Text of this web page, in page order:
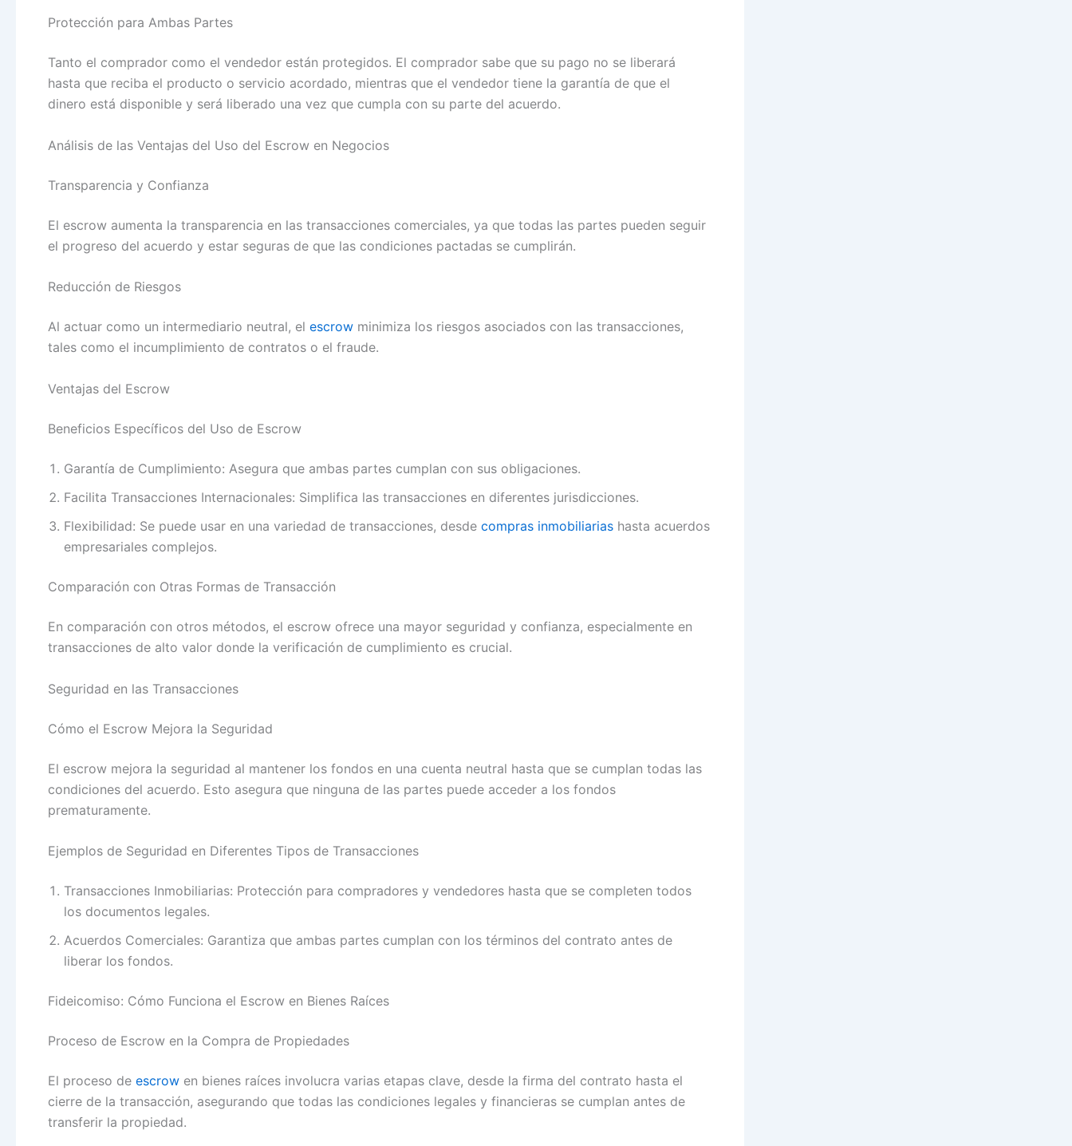
Protección para Ambas Partes
Tanto el comprador como el vendedor están protegidos. El comprador sabe que su pago no se liberará
hasta que reciba el producto o servicio acordado, mientras que el vendedor tiene la garantía de que el
dinero está disponible y será liberado una vez que cumpla con su parte del acuerdo.
Análisis de las Ventajas del Uso del Escrow en Negocios
Transparencia y Confianza
El escrow aumenta la transparencia en las transacciones comerciales, ya que todas las partes pueden seguir
el progreso del acuerdo y estar seguras de que las condiciones pactadas se cumplirán.
Reducción de Riesgos
Al actuar como un intermediario neutral, el escrow minimiza los riesgos asociados con las transacciones,
tales como el incumplimiento de contratos o el fraude.
Ventajas del Escrow
Beneficios Específicos del Uso de Escrow
Garantía de Cumplimiento: Asegura que ambas partes cumplan con sus obligaciones.
Facilita Transacciones Internacionales: Simplifica las transacciones en diferentes jurisdicciones.
Flexibilidad: Se puede usar en una variedad de transacciones, desde compras inmobiliarias hasta acuerdos
empresariales complejos.
Comparación con Otras Formas de Transacción
En comparación con otros métodos, el escrow ofrece una mayor seguridad y confianza, especialmente en
transacciones de alto valor donde la verificación de cumplimiento es crucial.
Seguridad en las Transacciones
Cómo el Escrow Mejora la Seguridad
El escrow mejora la seguridad al mantener los fondos en una cuenta neutral hasta que se cumplan todas las
condiciones del acuerdo. Esto asegura que ninguna de las partes puede acceder a los fondos
prematuramente.
Ejemplos de Seguridad en Diferentes Tipos de Transacciones
Transacciones Inmobiliarias: Protección para compradores y vendedores hasta que se completen todos
los documentos legales.
Acuerdos Comerciales: Garantiza que ambas partes cumplan con los términos del contrato antes de
liberar los fondos.
Fideicomiso: Cómo Funciona el Escrow en Bienes Raíces
Proceso de Escrow en la Compra de Propiedades
El proceso de escrow en bienes raíces involucra varias etapas clave, desde la firma del contrato hasta el
cierre de la transacción, asegurando que todas las condiciones legales y financieras se cumplan antes de
transferir la propiedad.